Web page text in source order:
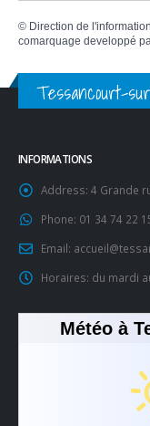
© Direction de
comarquage developpé
Tessancourt-
INFORMATIONS
Address: 4 Grande
Phone: 01 34 74 22
Email:
Horaires: du mardi
Météo à